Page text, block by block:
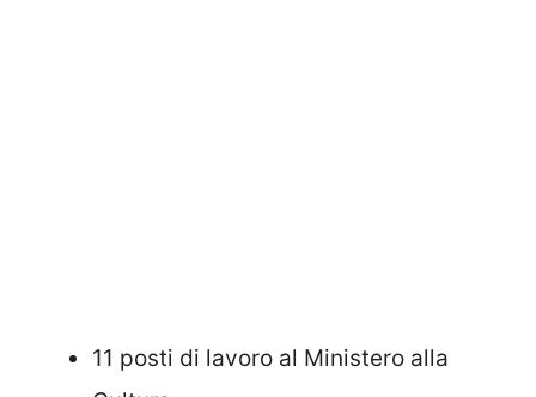
11 posti di lavoro al Ministero alla